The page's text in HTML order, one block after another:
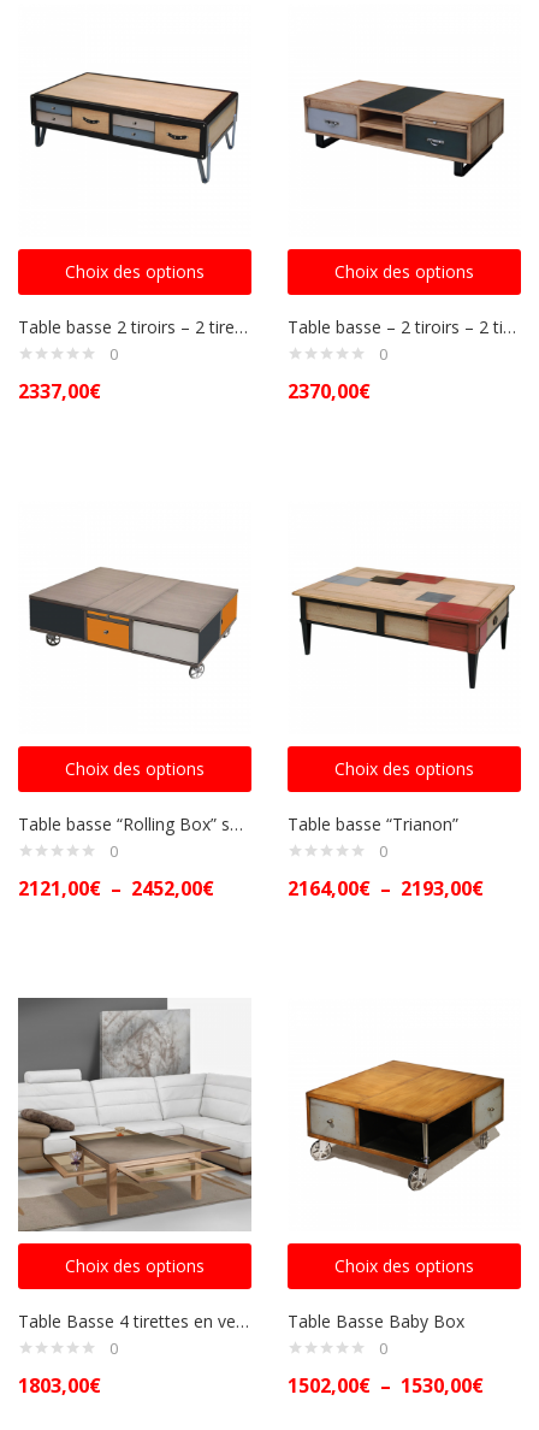
Choix des options
Table basse 2 tiroirs – 2 tirettes – Pieds en Fer laqué
0
2337,00€
Choix des options
Table basse – 2 tiroirs – 2 tirettes
0
2370,00€
Choix des options
Table basse “Rolling Box” sur roulettes
0
2121,00€ – 2452,00€
Choix des options
Table basse “Trianon”
0
2164,00€ – 2193,00€
Choix des options
Table Basse 4 tirettes en verre
0
1803,00€
Choix des options
Table Basse Baby Box
0
1502,00€ – 1530,00€